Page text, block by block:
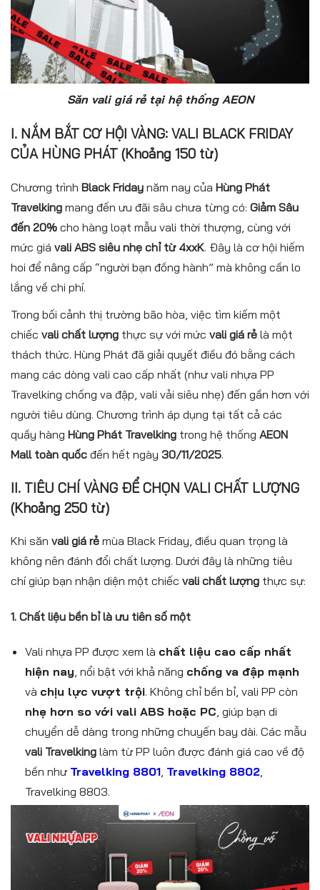
Săn vali giá rẻ tại hệ thống AEON
I. NẮM BẮT CƠ HỘI VÀNG: VALI BLACK FRIDAY
CỦA HÙNG PHÁT (Khoảng 150 từ)
Chương trình Black Friday năm nay của Hùng Phát
Travelking mang đến ưu đãi sâu chưa từng có: Giảm Sâu
đến 20% cho hàng loạt mẫu vali thời thượng, cùng với
mức giá vali ABS siêu nhẹ chỉ từ 4xxK. Đây là cơ hội hiếm
hoi để nâng cấp “người bạn đồng hành” mà không cần lo
lắng về chi phí.
Trong bối cảnh thị trường bão hòa, việc tìm kiếm một
chiếc vali chất lượng thực sự với mức vali giá rẻ là một
thách thức. Hùng Phát đã giải quyết điều đó bằng cách
mang các dòng vali cao cấp nhất (như vali nhựa PP
Travelking chống va đập, vali vải siêu nhẹ) đến gần hơn với
người tiêu dùng. Chương trình áp dụng tại tất cả các
quầy hàng Hùng Phát Travelking trong hệ thống AEON
Mall toàn quốc đến hết ngày 30/11/2025.
II. TIÊU CHÍ VÀNG ĐỂ CHỌN VALI CHẤT LƯỢNG
(Khoảng 250 từ)
Khi săn vali giá rẻ mùa Black Friday, điều quan trọng là
không nên đánh đổi chất lượng. Dưới đây là những tiêu
chí giúp bạn nhận diện một chiếc vali chất lượng thực sự:
1. Chất liệu bền bỉ là ưu tiên số một
Vali nhựa PP được xem là chất liệu cao cấp nhất
hiện nay , nổi bật với khả năng chống va đập mạnh
và chịu lực vượt trội. Không chỉ bền bỉ, vali PP còn
nhẹ hơn so với vali ABS hoặc PC , giúp bạn di
chuyển dễ dàng trong những chuyến bay dài. Các mẫu
vali Travelking làm từ PP luôn được đánh giá cao về độ
bền như Travelking 8801 Travelking 8802
Travelking 8803.